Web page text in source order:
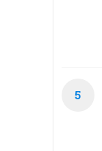
5